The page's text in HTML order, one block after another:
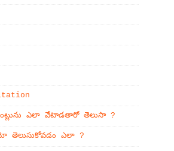
ఎలా వేటాడతారో తెలుసా ?
తెలుసుకోవడం ఎలా ?